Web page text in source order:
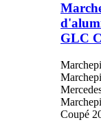
GLC
Coupé